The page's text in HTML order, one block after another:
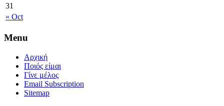
« Oct
31
Menu
Αρχική
Ποιός είμαι
Γίνε μέλος
Email Subscription
Sitemap